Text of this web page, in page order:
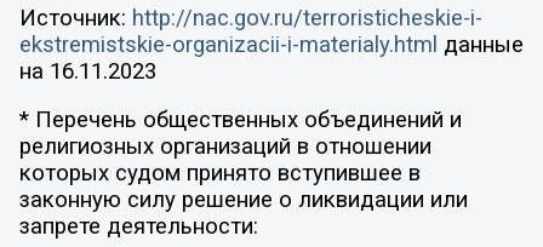
Источник: http://nac.gov.ru/terroristicheskie-i-
ekstremistskie-organizacii-i-materialy.html данные
на 16.11.2023
* Перечень общественных объединений и
религиозных организаций в отношении
которых судом принято вступившее в
законную силу решение о ликвидации или
запрете деятельности: